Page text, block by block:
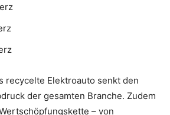
recycelte Elektroauto senkt den
der gesamten Branche. Zudem
– von